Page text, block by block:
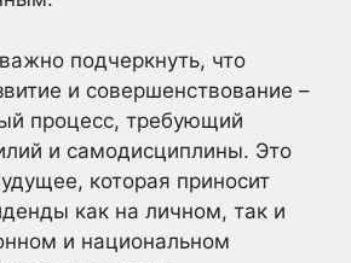
подчеркнуть, что
и совершенствование –
процесс, требующий
и самодисциплины. Это
которая приносит
как на личном, так и
и национальном